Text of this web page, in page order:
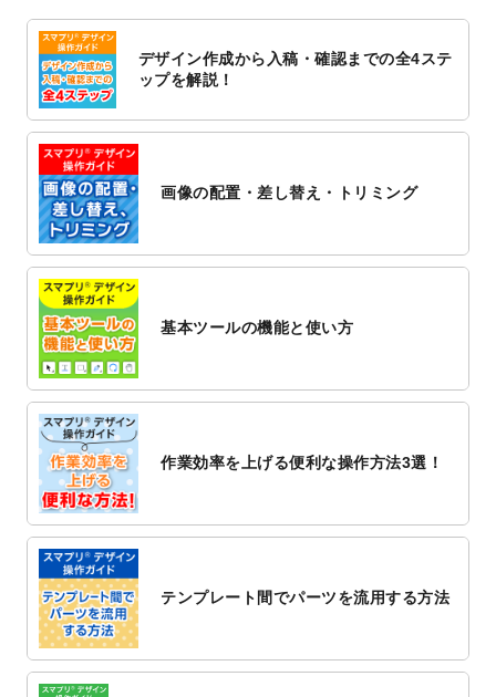
2023/1/5
スタンプカードのデザインテンプレート
追加しました。
2022/12/26
止のお知らせ
2022/12/16
トを公開いたしました。
2022/12/1
2022/11/25
【新商品】封筒が作成できるようになりま
2022/11/25
【新商品】クリアファイルが作成できるよ
2022/11/4
しました。
2022/10/26
レートを追加しました。
2022/10/26
追加しました。
2022/10/20
2022/10/14
年賀ポスターのデザインテンプレートを公
2022/10/6
チラシ作成からポスティング配布注文まで
デザイン作成から入稿・確認までの全4ステ
ップを解説！
画像の配置・差し替え・トリミング
基本ツールの機能と使い方
作業効率を上げる便利な操作方法3選！
テンプレート間でパーツを流用する方法